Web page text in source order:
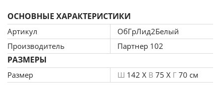
раскладывании.В комплект входят стулья 4 шт с
удобными высокими спинками.Обивка Экокожа.
ОСНОВНЫЕ ХАРАКТЕРИСТИКИ
Артикул
ОбГрЛид2Белый
Производитель
Партнер 102
РАЗМЕРЫ
Размер Ш 142 X В 75 X Г 70 см